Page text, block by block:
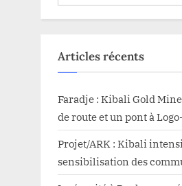
Articles récents
Faradje : Kibali Gold
de route et un pont à
Projet/ARK : Kibali
sensibilisation des